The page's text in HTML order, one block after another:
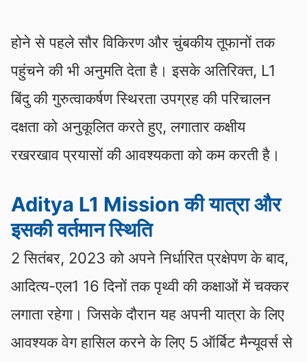
होने से पहले सौर विकिरण और चुंबकीय तूफानों तक
पहुंचने की भी अनुमति देता है। इसके अतिरिक्त, L1
बिंदु की गुरुत्वाकर्षण स्थिरता उपग्रह की परिचालन
दक्षता को अनुकूलित करते हुए, लगातार कक्षीय
रखरखाव प्रयासों की आवश्यकता को कम करती है।
Aditya L1 Mission की यात्रा और
इसकी वर्तमान स्थिति
2 सितंबर, 2023 को अपने निर्धारित प्रक्षेपण के बाद,
आदित्य-एल1 16 दिनों तक पृथ्वी की कक्षाओं में चक्कर
लगाता रहेगा। जिसके दौरान यह अपनी यात्रा के लिए
आवश्यक वेग हासिल करने के लिए 5 ऑर्बिट मैन्यूवर्स से